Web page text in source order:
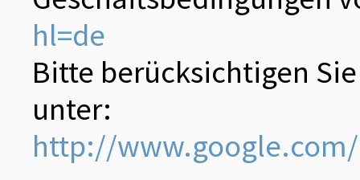
hl=de
Bitte berücksichtigen
unter:
http://